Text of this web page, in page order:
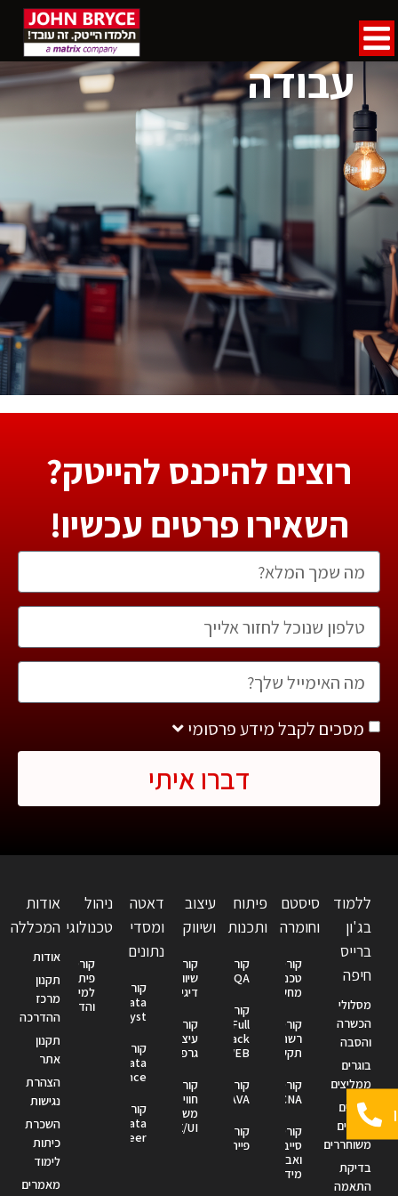
סדנאות לחיפוש עבודה
סדנאות לחיפוש
עבודה
רוצים להיכנס להייטק?
השאירו פרטים עכשיו!
מסכים לקבל מידע פרסומי
דברו איתי
ללמוד
בג'ון
ברייס
חיפה
מסלולי
הכשרה
והסבה
בוגרים
ממליצים
קורסים
לחיילים
משוחררים
בדיקת
התאמה
סיסטם
וחומרה
קורס
טכנאי
מחשבים
קורס
רשתות
תקשורת
קורס
CCNA
קורס
סייבר
ואבטחת
מידע
פיתוח
ותכנות
קורס
QA
קורס
Full
Stack
WEB
קורס
JAVA
קורס
פייתון
עיצוב
ושיווק
קורס
שיווק
דיגיטלי
קורס
עיצוב
גרפי
קורס
חווית
משתמש
UX/UI
דאטה
ומסדי
נתונים
קורס
Data
Analyst
קורס
Data
Science
קורס
Data
Engineer
ניהול
טכנולוגי
קורס
פיתוח
למידה
והדרכה
אודות
המכללה
אודות
תקנון
מרכז
ההדרכה
תקנון
אתר
הצהרת
נגישות
השכרת
כיתות
לימוד
מאמרים